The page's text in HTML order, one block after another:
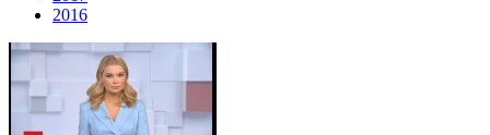
2016